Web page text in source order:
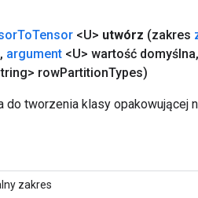
ToTensor <U> utwórz (zakres
, argument <U> wartość domyślna,
rowPartitionTypes)
do tworzenia klasy opakowującej
zakres